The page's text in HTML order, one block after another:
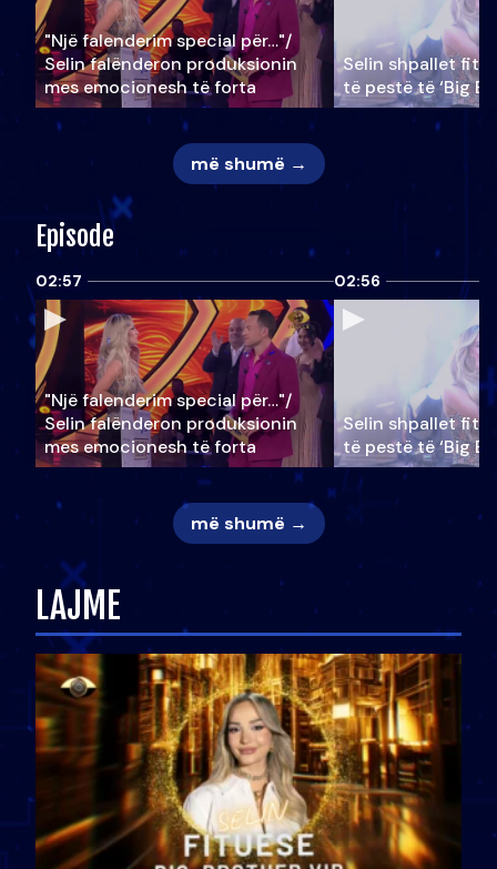
"Një falenderim special për…"/
Selin falënderon produksionin
mes emocionesh të forta
Selin shpallet
të pestë të ‘Big
më shumë →
Episode
02:57
"Një falenderim special për…"/
Selin falënderon produksionin
mes emocionesh të forta
02:56
Selin shpallet
të pestë të ‘Big
më shumë →
LAJME